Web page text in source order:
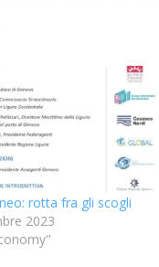
rotta fra gli scogli
2023